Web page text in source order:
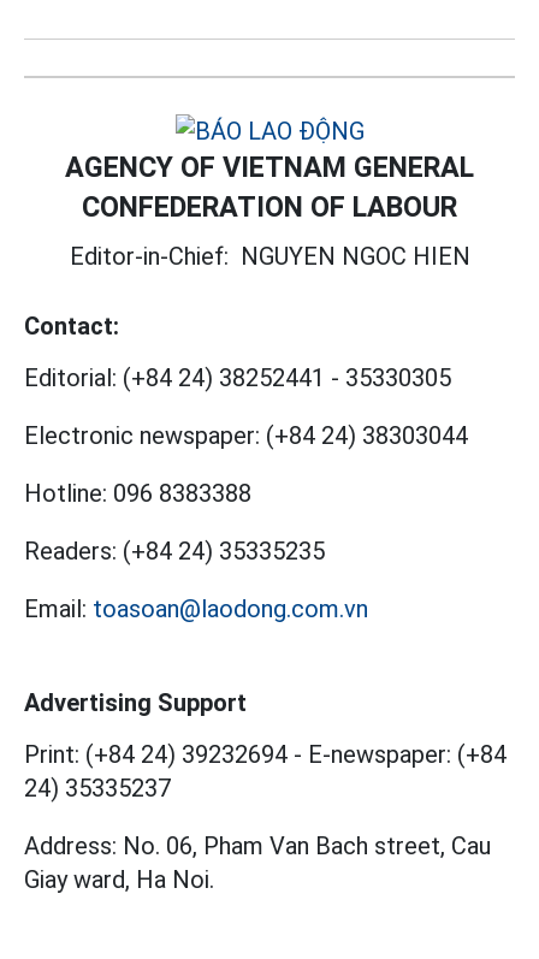
AGENCY OF VIETNAM GENERAL
CONFEDERATION OF LABOUR
Editor-in-Chief: NGUYEN NGOC HIEN
Contact:
Editorial: (+84 24) 38252441 - 35330305
Electronic newspaper: (+84 24) 38303044
Hotline: 096 8383388
Readers: (+84 24) 35335235
Email: toasoan@laodong.com.vn
Advertising Support
Print: (+84 24) 39232694 - E-newspaper: (+84
24) 35335237
Address: No. 06, Pham Van Bach street, Cau
Giay ward, Ha Noi.